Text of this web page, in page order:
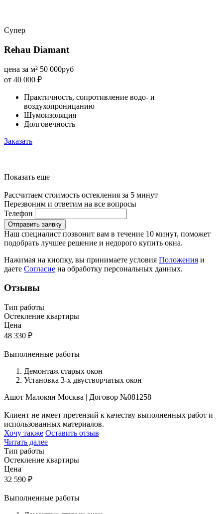
Супер
Rehau Diamant
цена за м² 50 000руб
от 40 000 ₽
Практичность, сопротивление водо- и
воздухопроницанию
Шумоизоляция
Долговечность
Заказать
Показать еще
Рассчитаем стоимость остекления за 5 минут
Перезвоним и ответим на все вопросы
Телефон
Отправить заявку
Наш специалист позвонит вам в течение 10 минут, поможет
подобрать лучшее решение и недорого купить окна.
Нажимая на кнопку, вы принимаете условия Положения и
даете Согласие на обработку персональных данных.
Отзывы
Тип работы
Остекление квартиры
Цена
48 330 ₽
Выполненные работы
Демонтаж старых окон
Установка 3-х двустворчатых окон
Ашот Малокян Москва | Договор №081258
Клиент не имеет претензий к качеству выполненных работ и
использованных материалов.
Хочу также Оставить отзыв
Читать далее
Тип работы
Остекление квартиры
Цена
32 590 ₽
Выполненные работы